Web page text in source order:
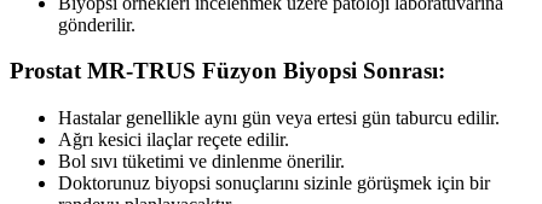
gönderilir.
Prostat MR-TRUS Füzyon Biyopsi Sonrası:
Hastalar genellikle aynı gün veya ertesi gün taburcu edilir.
Ağrı kesici ilaçlar reçete edilir.
Bol sıvı tüketimi ve dinlenme önerilir.
Doktorunuz biyopsi sonuçlarını sizinle görüşmek için bir